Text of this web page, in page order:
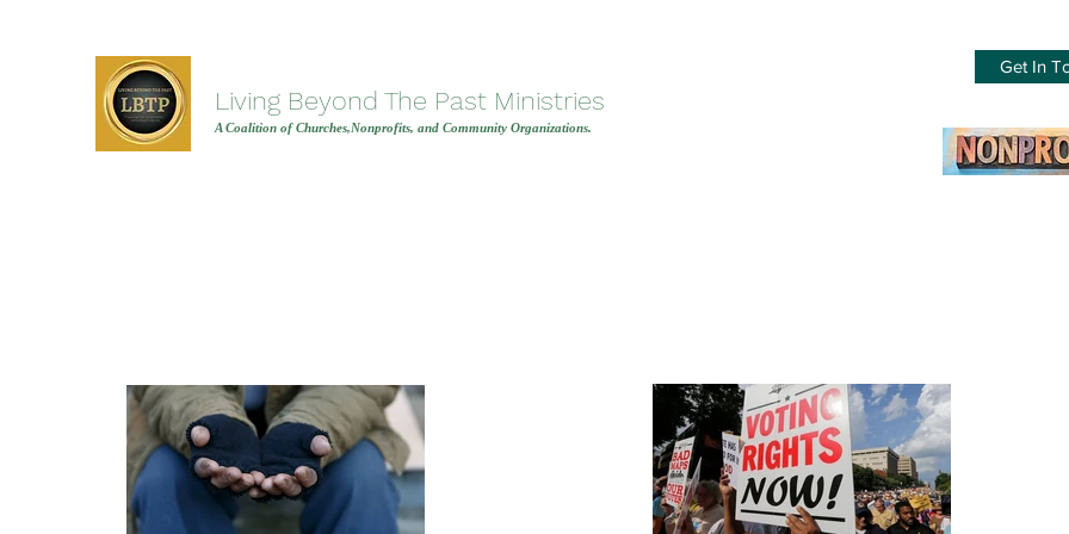
Living Beyond The Past Ministries
A Coalition of Churches,Nonprofits, and Community Organizations.
Get In